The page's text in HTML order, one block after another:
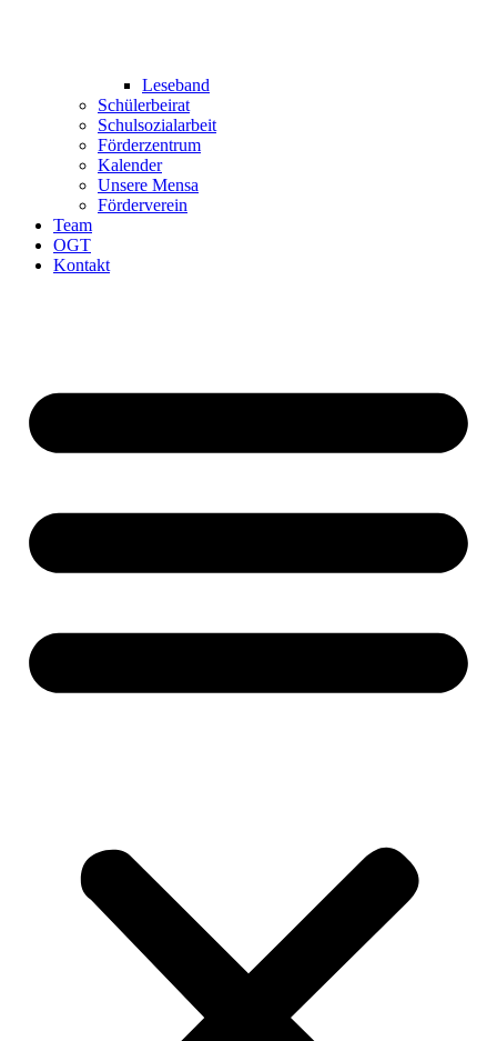
Leseband
Schülerbeirat
Schulsozialarbeit
Förderzentrum
Kalender
Unsere Mensa
Förderverein
Team
OGT
Kontakt